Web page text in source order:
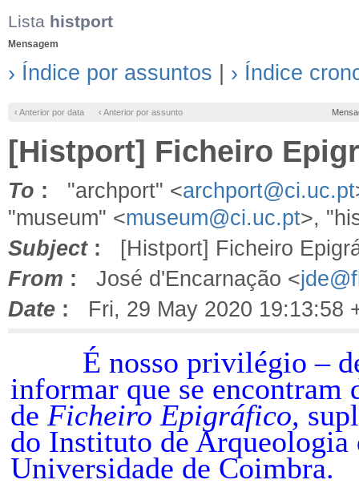
Lista histport
Mensagem
› Índice por assuntos › Índice
‹ Anterior por data ‹ Anterior por assunto
[Histport] Ficheiro
To : "archport" <archport@ci.uc.pt
"museum" <museum@ci.uc.pt>,
Subject: [Histport] Ficheiro
From : José d'Encarnação <
Date : Fri, 29 May 2020 19:13:58
É nosso privilégio – de
informar que se encontram
de Ficheiro Epigráfico,
do Instituto de Arqueologia
Universidade de Coimbra.